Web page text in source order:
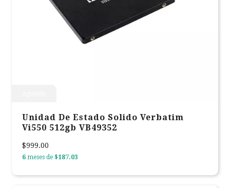
Unidad De Estado Solido Verbatim
Vi550 512gb VB49352
$999.00
6 meses de $187.03